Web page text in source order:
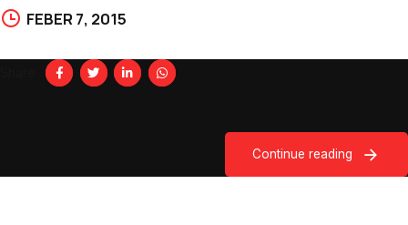
FEBER 7, 2015
Continue reading